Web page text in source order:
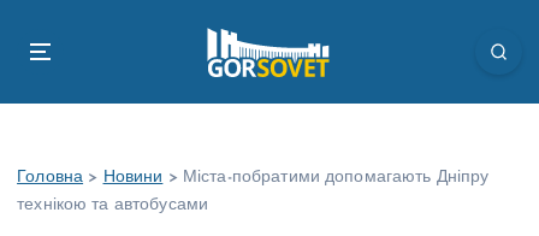
Головна > Новини > Міста-побратими допомагають Дніпру
технікою та автобусами